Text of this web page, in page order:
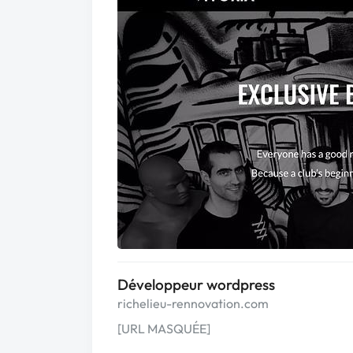
Développeur wordpress
richelieu-rennovation.com
[URL MASQUÉE]